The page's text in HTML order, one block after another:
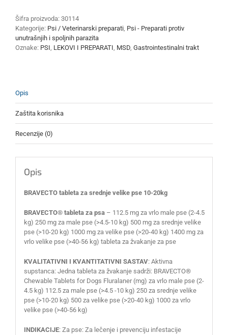
Šifra proizvoda: 30114
Kategorije: Psi / Veterinarski preparati Psi - Preparati protiv
unutrašnjih i spoljnih parazita
Oznake: PSI LEKOVI I PREPARATI MSD Gastrointestinalni trakt
Opis
Zaštita korisnika
Recenzije (0)
Opis
BRAVECTO tableta za srednje velike pse 10-20kg
BRAVECTO® tableta za psa– 112.5 mg za vrlo male pse (2-4.5
kg) 250 mg za male pse (>4.5-10 kg) 500 mg za srednje velike
pse (>10-20 kg) 1000 mg za velike pse (>20-40 kg) 1400 mg za
vrlo velike pse (>40-56 kg) tableta za žvakanje za pse
KVALITATIVNI I KVANTITATIVNI SASTAV: Aktivna
supstanca: Jedna tableta za žvakanje sadrži: BRAVECTO®
Chewable Tablets for Dogs Fluralaner (mg) za vrlo male pse (2-
4.5 kg) 112.5 za male pse (>4.5 -10 kg) 250 za srednje velike
pse (>10-20 kg) 500 za velike pse (>20-40 kg) 1000 za vrlo
velike pse (>40-56 kg)
INDIKACIJE: Za pse: Za lečenje i prevenciju infestacije